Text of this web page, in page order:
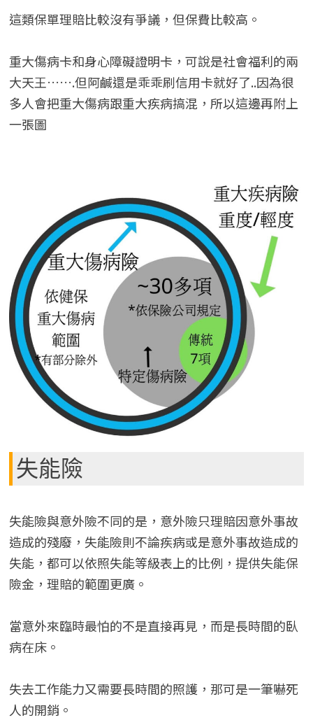
這類保單理賠比較沒有爭議，但保費比較高。
重大傷病卡和身心障礙證明卡，可說是社會福利的兩
大天王…….但阿鹹還是乖乖刷信用卡就好了..因為很
多人會把重大傷病跟重大疾病搞混，所以這邊再附上
一張圖
失能險
失能險與意外險不同的是，意外險只理賠因意外事故
造成的殘廢，失能險則不論疾病或是意外事故造成的
失能，都可以依照失能等級表上的比例，提供失能保
險金，理賠的範圍更廣。
當意外來臨時最怕的不是直接再見，而是長時間的臥
病在床。
失去工作能力又需要長時間的照護，那可是一筆嚇死
人的開銷。